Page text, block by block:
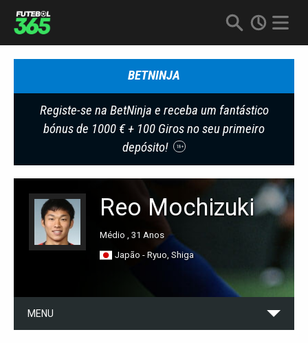
BETNINJA
Registe-se na BetNinja e receba um fantástico
bónus de 1000 € + 100 Giros no seu primeiro
depósito!
18+
Reo Mochizuki
Médio , 31 Anos
Japão - Ryuo, Shiga
MENU